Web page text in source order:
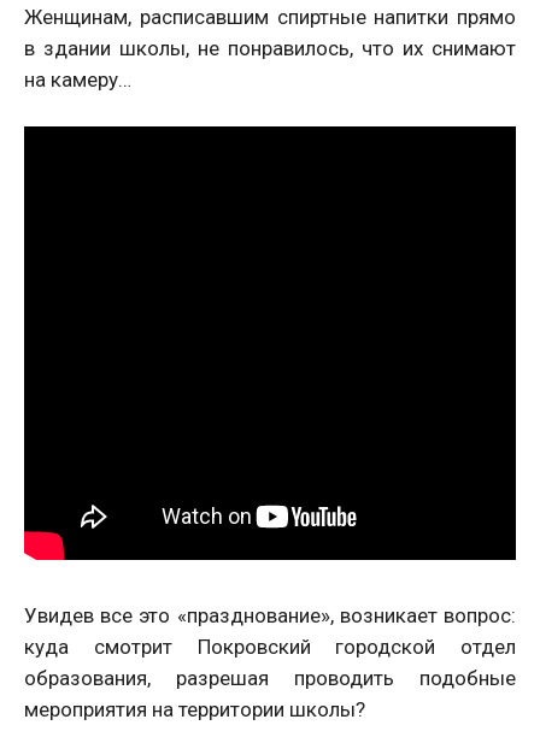
Женщинам, расписавшим спиртные напитки прямо
в здании школы, не понравилось, что их снимают
на камеру…
Увидев все это «празднование», возникает вопрос:
куда смотрит Покровский городской отдел
образования, разрешая проводить подобные
мероприятия на территории школы?